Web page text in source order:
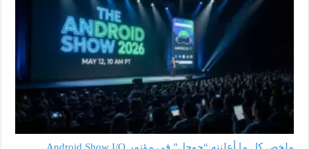
ملخص كل ما أعلنته “جوجل” في مؤتمر Android Show I/O